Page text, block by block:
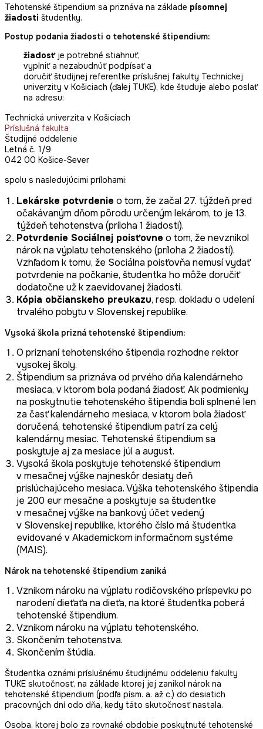
Tehotenské štipendium sa priznáva na základe písomnej
žiadosti študentky.
Postup podania žiadosti o tehotenské štipendium:
žiadosťje potrebné stiahnuť,
vyplniť a nezabudnúť podpísať a
doručiť študijnej referentke príslušnej fakulty Technickej
univerzity v Košiciach (ďalej TUKE), kde študuje alebo poslať
na adresu:
Technická univerzita v Košiciach
Príslušná fakulta
Študijné oddelenie
Letná č. 1/9
042 00 Košice-Sever
spolu s nasledujúcimi prílohami:
Lekárske potvrdenie o tom, že začal 27. týždeň pred
očakávaným dňom pôrodu určeným lekárom, to je 13.
týždeň tehotenstva (príloha 1 žiadosti).
Potvrdenie Sociálnej poisťovne o tom, že nevznikol
nárok na výplatu tehotenského (príloha 2 žiadosti).
Vzhľadom k tomu, že Sociálna poisťovňa nemusí vydať
potvrdenie na počkanie, študentka ho môže doručiť
dodatočne už k zaevidovanej žiadosti.
Kópia občianskeho preukazu, resp. dokladu o udelení
trvalého pobytu v Slovenskej republike.
Vysoká škola prizná tehotenské štipendium:
O priznaní tehotenského štipendia rozhodne rektor
vysokej školy.
Štipendium sa priznáva od prvého dňa kalendárneho
mesiaca, v ktorom bola podaná žiadosť. Ak podmienky
na poskytnutie tehotenského štipendia boli splnené len
za časť kalendárneho mesiaca, v ktorom bola žiadosť
doručená, tehotenské štipendium patrí za celý
kalendárny mesiac. Tehotenské štipendium sa
poskytuje aj za mesiace júl a august.
Vysoká škola poskytuje tehotenské štipendium
v mesačnej výške najneskôr desiaty deň
prislúchajúceho mesiaca. Výška tehotenského štipendia
je 200 eur mesačne a poskytuje sa študentke
v mesačnej výške na bankový účet vedený
v Slovenskej republike, ktorého číslo má študentka
evidované v Akademickom informačnom systéme
(MAIS).
Nárok na tehotenské štipendium zaniká
Vznikom nároku na výplatu rodičovského príspevku po
narodení dieťaťa na dieťa, na ktoré študentka poberá
tehotenské štipendium.
Vznikom nároku na výplatu tehotenského.
Skončením tehotenstva.
Skončením štúdia.
Študentka oznámi príslušnému študijnému oddeleniu fakulty
TUKE skutočnosť, na základe ktorej jej zanikol nárok na
tehotenské štipendium (podľa písm. a. až c.) do desiatich
pracovných dní odo dňa, kedy táto skutočnosť nastala.
Osoba, ktorej bolo za rovnaké obdobie poskytnuté tehotenské